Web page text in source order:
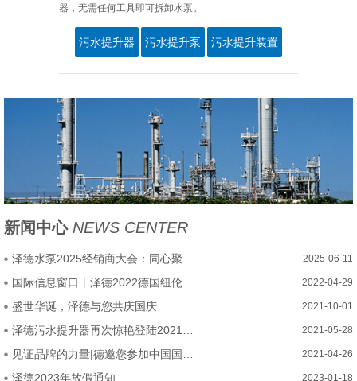
器，无需任何工具即可拆卸水泵。
污水提升器 污水提升泵 污水提升装置
新闻中心 NEWS CENTER
泽德水泵2025经销商大会：同心聚力，乘势腾飞启新程 2025-06-11
国际信息窗口丨泽德2022德国纽伦堡厨卫展圆满结束 2022-04-29
盛世华诞，泽德与您共庆国庆 2021-10-01
泽德污水提升器再次惊艳登陆2021中国厨卫展 2021-05-28
见证品牌的力量|德邀您参加中国国际厨房、卫浴设施展览会 2021-04-26
泽德2023年放假通知 2023-01-18